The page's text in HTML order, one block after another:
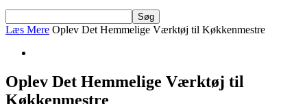
Læs Mere Oplev Det Hemmelige Værktøj til Køkkenmestre
Oplev Det Hemmelige Værktøj til
Køkkenmestre